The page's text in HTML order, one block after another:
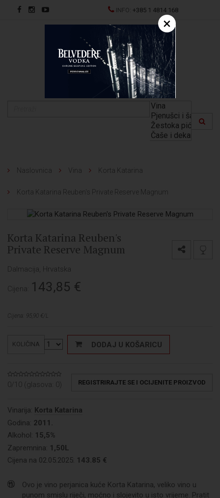
INFO:+385 1 4814 168
EN
Naslovnica Vina Korta Katarina
Korta Katarina Reuben's Private Reserve Magnum
Korta Katarina Reuben's
Private Reserve Magnum
Dalmacija, Hrvatska
Cijena: 143,85 €
Cijena: 95,90 €/L
KOLIČINA DODAJ U KOŠARICU
0/10 (glasova: 0) REGISTRIRAJTE SE I OCIJENITE PROIZVOD
Vinarija: Korta Katarina
Godina: 2011.
Alkohol: 15,5%
Zapremnina: 1,50L
Cijena na 02.05.2025: 143.85 €
Ovo je vino perjanica kuće Korta Katarina, veliko vino u
punom smislu riječi, moćno i slojevito u isto vrijeme. Pratit
×